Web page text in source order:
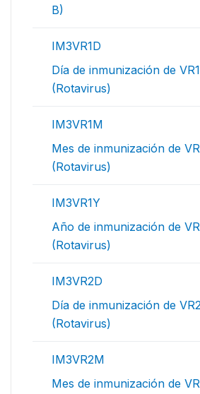
B)
IM3VR1D
Día de inmunización de VR1
(Rotavirus)
IM3VR1M
Mes de inmunización de
(Rotavirus)
IM3VR1Y
Año de inmunización de
(Rotavirus)
IM3VR2D
Día de inmunización de
(Rotavirus)
IM3VR2M
Mes de inmunización de